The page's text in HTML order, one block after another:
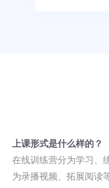
上课形式是什么样的？
在线训练营分为学习、
为录播视频、拓展阅读